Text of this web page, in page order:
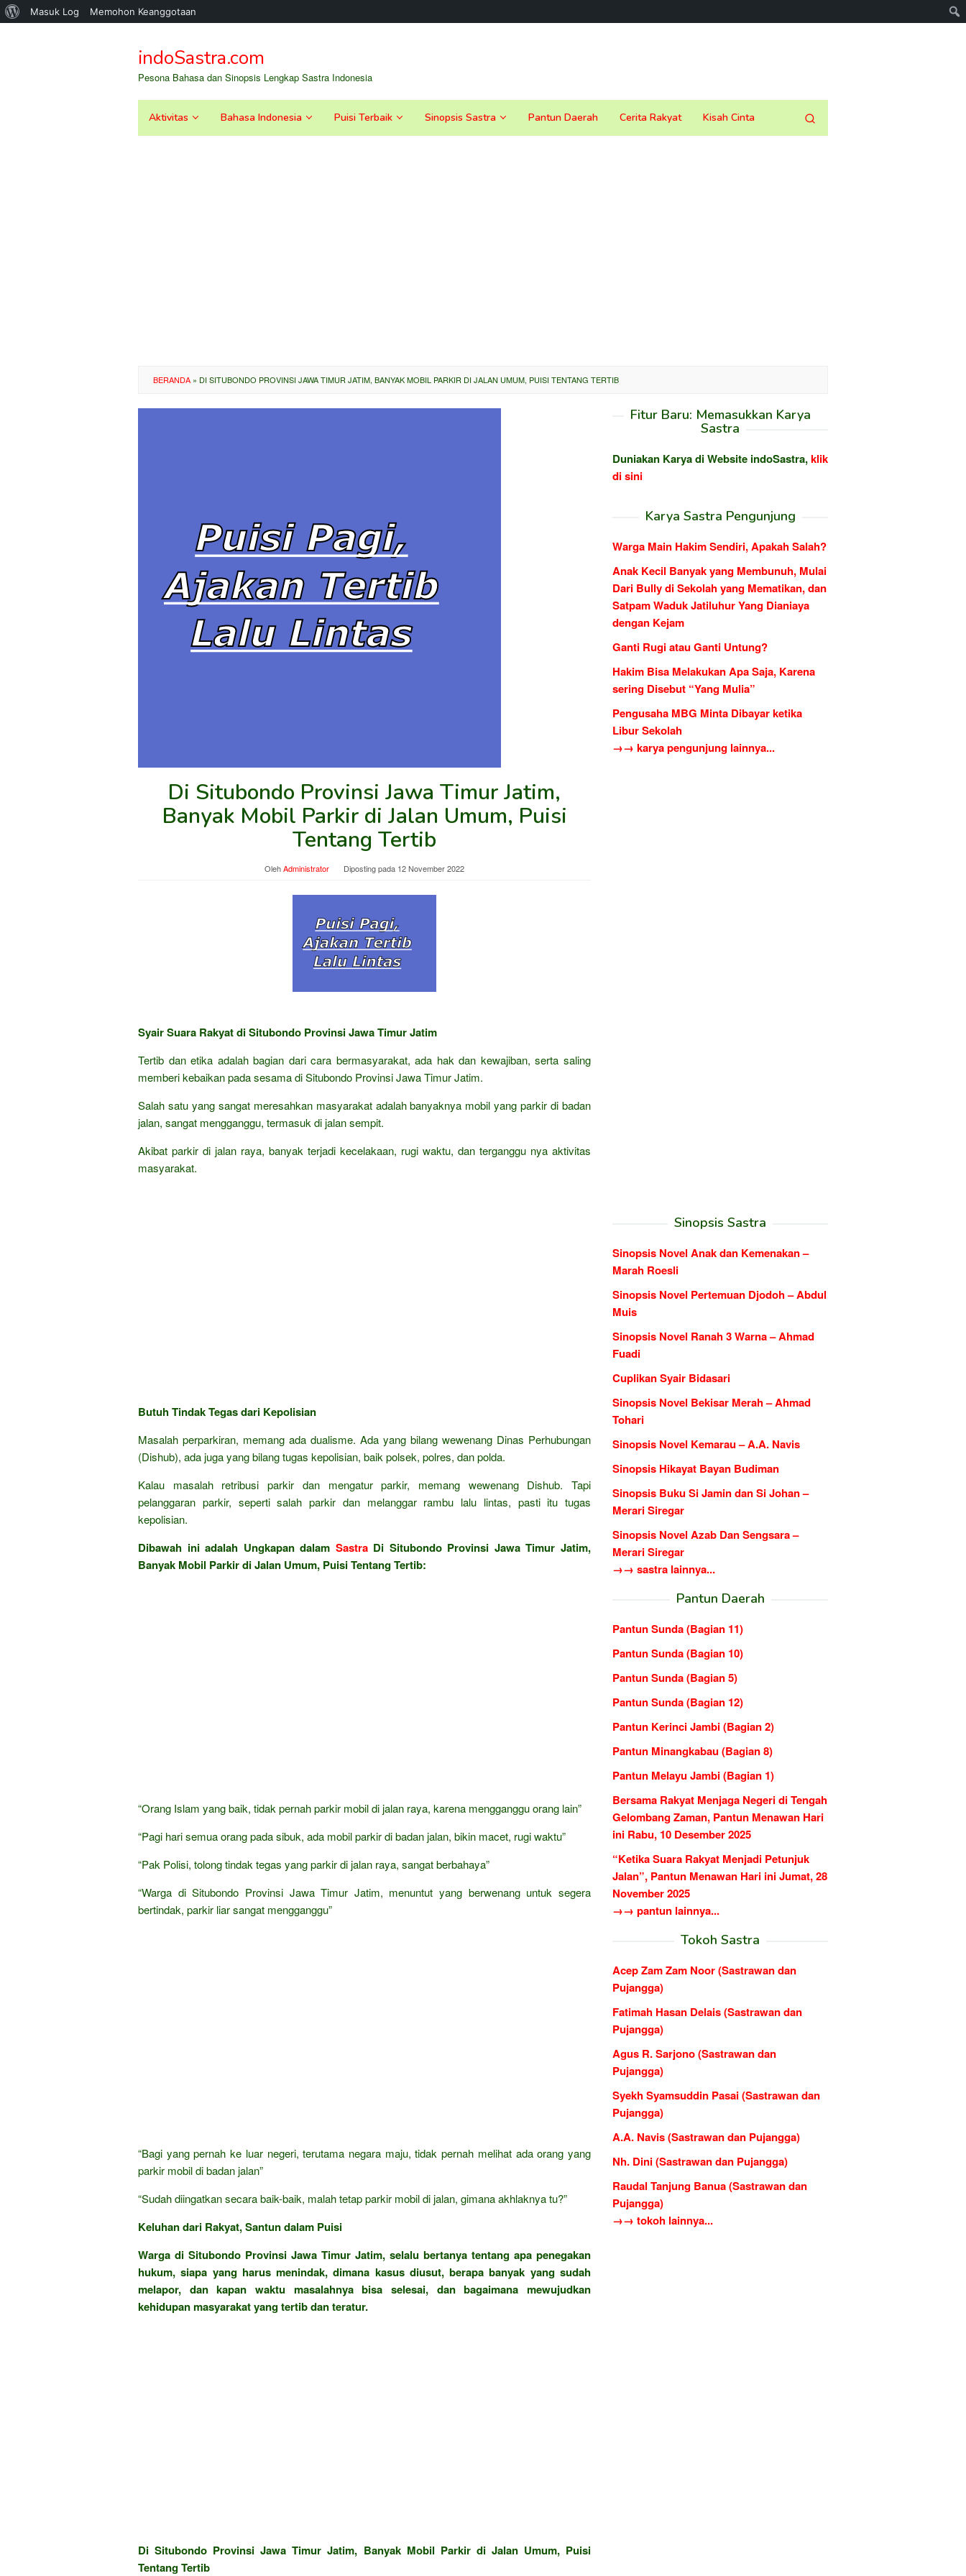
Tentang
Masuk Log Memohon Keanggotaan
kontenindoSastra.com
Pesona Bahasa dan Sinopsis Lengkap Sastra Indonesia
Aktivitas Bahasa Indonesia Puisi Terbaik Sinopsis Sastra Pantun Daerah Cerita Rakyat Kisah Cinta
BERANDA » DI SITUBONDO PROVINSI JAWA TIMUR JATIM, BANYAK MOBIL PARKIR DI JALAN UMUM, PUISI TENTANG TERTIB
Di Situbondo Provinsi Jawa Timur Jatim,
Banyak Mobil Parkir di Jalan Umum, Puisi
Tentang Tertib
OlehAdministrator Diposting pada 12 November 2022
Syair Suara Rakyat di Situbondo Provinsi Jawa Timur Jatim
Tertib dan etika adalah bagian dari cara bermasyarakat, ada hak dan kewajiban, serta saling
memberi kebaikan pada sesama di Situbondo Provinsi Jawa Timur Jatim.
Salah satu yang sangat meresahkan masyarakat adalah banyaknya mobil yang parkir di badan
jalan, sangat mengganggu, termasuk di jalan sempit.
Akibat parkir di jalan raya, banyak terjadi kecelakaan, rugi waktu, dan terganggu nya aktivitas
masyarakat.
Butuh Tindak Tegas dari Kepolisian
Masalah perparkiran, memang ada dualisme. Ada yang bilang wewenang Dinas Perhubungan
(Dishub), ada juga yang bilang tugas kepolisian, baik polsek, polres, dan polda.
Kalau masalah retribusi parkir dan mengatur parkir, memang wewenang Dishub. Tapi
pelanggaran parkir, seperti salah parkir dan melanggar rambu lalu lintas, pasti itu tugas
kepolisian.
Dibawah ini adalah Ungkapan dalam SastraDi Situbondo Provinsi Jawa Timur Jatim,
Banyak Mobil Parkir di Jalan Umum, Puisi Tentang Tertib:
“Orang Islam yang baik, tidak pernah parkir mobil di jalan raya, karena mengganggu orang lain”
“Pagi hari semua orang pada sibuk, ada mobil parkir di badan jalan, bikin macet, rugi waktu”
“Pak Polisi, tolong tindak tegas yang parkir di jalan raya, sangat berbahaya”
“Warga di Situbondo Provinsi Jawa Timur Jatim, menuntut yang berwenang untuk segera
bertindak, parkir liar sangat mengganggu”
“Bagi yang pernah ke luar negeri, terutama negara maju, tidak pernah melihat ada orang yang
parkir mobil di badan jalan”
“Sudah diingatkan secara baik-baik, malah tetap parkir mobil di jalan, gimana akhlaknya tu?”
Keluhan dari Rakyat, Santun dalam Puisi
Warga di Situbondo Provinsi Jawa Timur Jatim, selalu bertanya tentang apa penegakan
hukum, siapa yang harus menindak, dimana kasus diusut, berapa banyak yang sudah
melapor, dan kapan waktu masalahnya bisa selesai, dan bagaimana mewujudkan
kehidupan masyarakat yang tertib dan teratur.
Di Situbondo Provinsi Jawa Timur Jatim, Banyak Mobil Parkir di Jalan Umum, Puisi
Tentang Tertib
Fitur Baru: Memasukkan Karya
Sastra
Duniakan Karya di Website indoSastra,klik
di sini
Karya Sastra Pengunjung
Warga Main Hakim Sendiri, Apakah Salah?
Anak Kecil Banyak yang Membunuh, Mulai
Dari Bully di Sekolah yang Mematikan, dan
Satpam Waduk Jatiluhur Yang Dianiaya
dengan Kejam
Ganti Rugi atau Ganti Untung?
Hakim Bisa Melakukan Apa Saja, Karena
sering Disebut “Yang Mulia”
Pengusaha MBG Minta Dibayar ketika
Libur Sekolah
→→ karya pengunjung lainnya...
Sinopsis Sastra
Sinopsis Novel Anak dan Kemenakan –
Marah Roesli
Sinopsis Novel Pertemuan Djodoh – Abdul
Muis
Sinopsis Novel Ranah 3 Warna – Ahmad
Fuadi
Cuplikan Syair Bidasari
Sinopsis Novel Bekisar Merah – Ahmad
Tohari
Sinopsis Novel Kemarau – A.A. Navis
Sinopsis Hikayat Bayan Budiman
Sinopsis Buku Si Jamin dan Si Johan –
Merari Siregar
Sinopsis Novel Azab Dan Sengsara –
Merari Siregar
→→ sastra lainnya...
Pantun Daerah
Pantun Sunda (Bagian 11)
Pantun Sunda (Bagian 10)
Pantun Sunda (Bagian 5)
Pantun Sunda (Bagian 12)
Pantun Kerinci Jambi (Bagian 2)
Pantun Minangkabau (Bagian 8)
Pantun Melayu Jambi (Bagian 1)
Bersama Rakyat Menjaga Negeri di Tengah
Gelombang Zaman, Pantun Menawan Hari
ini Rabu, 10 Desember 2025
“Ketika Suara Rakyat Menjadi Petunjuk
Jalan”, Pantun Menawan Hari ini Jumat, 28
November 2025
→→ pantun lainnya...
Tokoh Sastra
Acep Zam Zam Noor (Sastrawan dan
Pujangga)
Fatimah Hasan Delais (Sastrawan dan
Pujangga)
Agus R. Sarjono (Sastrawan dan
Pujangga)
Syekh Syamsuddin Pasai (Sastrawan dan
Pujangga)
A.A. Navis (Sastrawan dan Pujangga)
Nh. Dini (Sastrawan dan Pujangga)
Raudal Tanjung Banua (Sastrawan dan
Pujangga)
→→ tokoh lainnya...